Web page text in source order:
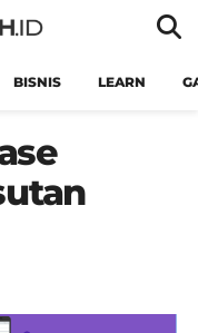
BISNIS LEARN